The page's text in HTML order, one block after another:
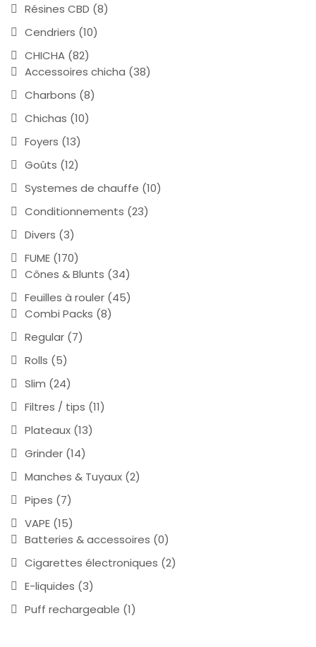
Résines CBD (8)
Cendriers (10)
CHICHA (82)
Accessoires chicha (38)
Charbons (8)
Chichas (10)
Foyers (13)
Goûts (12)
Systemes de chauffe (10)
Conditionnements (23)
Divers (3)
FUME (170)
Cônes & Blunts (34)
Feuilles à rouler (45)
Combi Packs (8)
Regular (7)
Rolls (5)
Slim (24)
Filtres / tips (11)
Plateaux (13)
Grinder (14)
Manches & Tuyaux (2)
Pipes (7)
VAPE (15)
Batteries & accessoires (0)
Cigarettes électroniques (2)
E-liquides (3)
Puff rechargeable (1)